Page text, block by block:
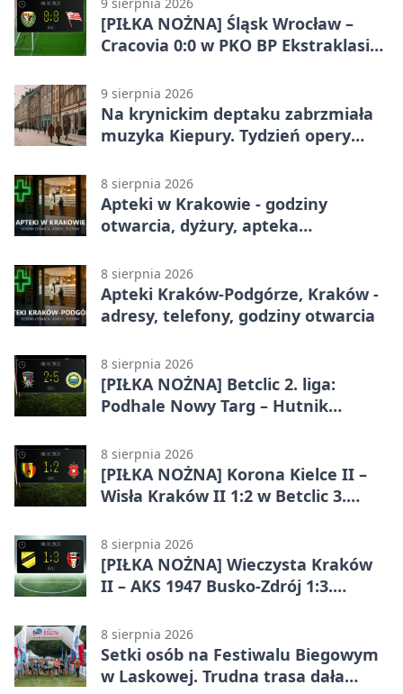
9 sierpnia 2026
[PIŁKA NOŻNA] Śląsk Wrocław –
Cracovia 0:0 w PKO BP Ekstraklasie.
punktem
9 sierpnia 2026
Na krynickim deptaku zabrzmiała
muzyka Kiepury. Tydzień opery
8 sierpnia 2026
Apteki w Krakowie - godziny
otwarcia, dyżury, apteka
8 sierpnia 2026
Apteki Kraków-Podgórze, Kraków -
adresy, telefony, godziny otwarcia
8 sierpnia 2026
[PIŁKA NOŻNA] Betclic 2. liga:
Podhale Nowy Targ – Hutnik
efektownym zwycięstwem
8 sierpnia 2026
[PIŁKA NOŻNA] Korona Kielce II –
Wisła Kraków II 1:2 w Betclic 3.
odwróciła losy meczu
8 sierpnia 2026
[PIŁKA NOŻNA] Wieczysta Kraków
II – AKS 1947 Busko-Zdrój 1:3.
Liga Grupa 4 (Grupa IV)
8 sierpnia 2026
Setki osób na Festiwalu Biegowym
w Laskowej. Trudna trasa dała